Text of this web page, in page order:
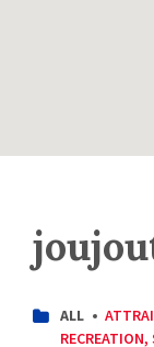
CATEGORIES:
ALL